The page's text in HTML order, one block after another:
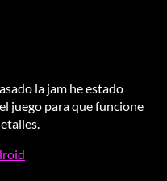
la jam he estado
juego para que funcione